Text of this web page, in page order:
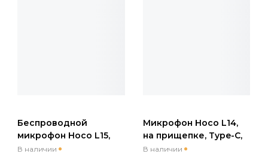
Беспроводной
микрофон Hoco L15,
Lightning, черный
В наличии
Микрофон Hoco L14,
на прищепке, Type-C,
кабель 2м, черный
В наличии